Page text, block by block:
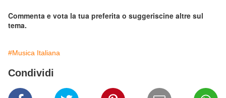
Commenta e vota la tua preferita o suggeriscine altre sul
tema.
#Musica Italiana
Condividi